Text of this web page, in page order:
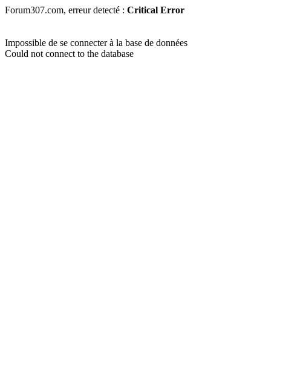
Forum307.com, erreur detecté : Critical Error
Impossible de se connecter à la base de données
Could not connect to the database